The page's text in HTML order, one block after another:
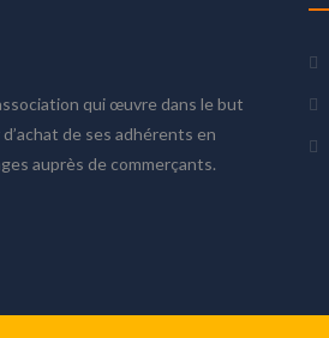
qui œuvre dans le but
de ses adhérents en
auprès de commerçants.